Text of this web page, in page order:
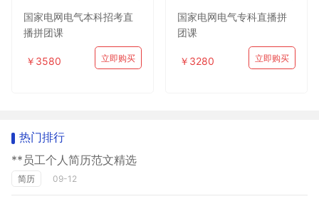
国家电网电气本科招考直
播拼团课
￥3580 立即购买
国家电网电气专科直播拼
团课
￥3280 立即购买
热门排行
**员工个人简历范文精选
简历 09-12